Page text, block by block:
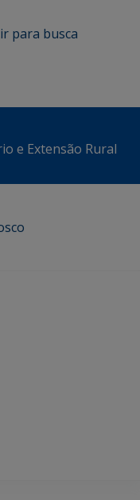
ir para busca
e Extensão Rural